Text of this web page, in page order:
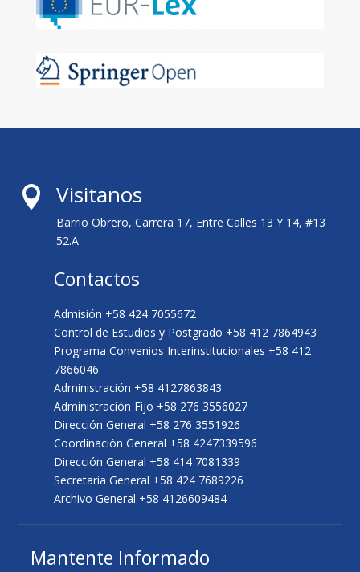
 Visitanos
Barrio Obrero, Carrera 17, Entre Calles 13 Y 14, #13
52.A
Contactos
Admisión +58 424 7055672
Control de Estudios y Postgrado +58 412 7864943
Programa Convenios Interinstitucionales +58 412
7866046
Administración +58 4127863843
Administración Fijo +58 276 3556027
Dirección General +58 276 3551926
Coordinación General +58 4247339596
Dirección General +58 414 7081339
Secretaria General +58 424 7689226
Archivo General +58 4126609484
Mantente Informado